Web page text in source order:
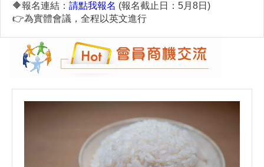
🔶報名連結： 請點我報名 (報名截止日：5月8日)
👉為實體會議，全程以英文進行